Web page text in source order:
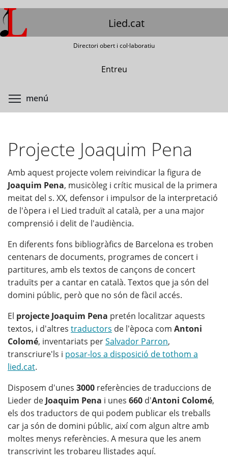
Vés
al
contingut
Lied.cat
Directori obert i col·laboratiu
Entreu
menú
Projecte Joaquim Pena
Amb aquest projecte volem reivindicar la figura de
Joaquim Pena, musicòleg i crític musical de la primera
meitat del s. XX, defensor i impulsor de la interpretació
de l'òpera i el Lied traduït al català, per a una major
comprensió i delit de l'audiència.
En diferents fons bibliogràfics de Barcelona es troben
centenars de documents, programes de concert i
partitures, amb els textos de cançons de concert
traduïts per a cantar en català. Textos que ja són del
domini públic, però que no són de fàcil accés.
El projecte Joaquim Pena pretén localitzar aquests
textos, i d'altres traductors de l'època com Antoni
Colomé, inventariats perSalvador Parron,
transcriure'ls i posar-los a disposició de tothom a
lied.cat.
Disposem d'unes 3000 referències de traduccions de
Lieder de Joaquim Pena i unes 660 d'Antoni Colomé,
els dos traductors de qui podem publicar els treballs
car ja són de domini públic, així com algun altre amb
moltes menys referències. A mesura que les anem
transcrivint les trobareu llistades aquí.